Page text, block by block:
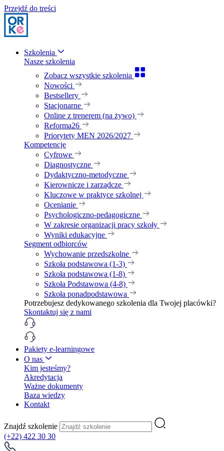
Przejdź do treści
Szkolenia
Nasze szkolenia
Zobacz wszystkie szkolenia
Nowości
Bestsellery
Stacjonarne
Online z trenerem (na żywo)
Reforma26
Priorytety MEN 2026/2027
Kompetencje
Cyfrowe
Diagnostyczne
Dydaktyczno-metodyczne
Kierownicze i zarządcze
Kluczowe w praktyce szkolnej
Ocenianie
Psychologiczno-pedagogiczne
W zakresie organizacji pracy szkoły
Wyniki edukacyjne
Segment odbiorców
Wychowanie przedszkolne
Szkoła podstawowa (1-3)
Szkoła podstawowa (1-8)
Szkoła Podstawowa (4-8)
Szkoła ponadpodstawowa
Potrzebujesz dedykowanego szkolenia dla Twojej placówki?
Skontaktuj się z nami
Pakiety e-learningowe
O nas
Kim jesteśmy?
Akredytacja
Ważne dokumenty
Baza wiedzy
Kontakt
Znajdź szkolenie
(+22) 422 30 30